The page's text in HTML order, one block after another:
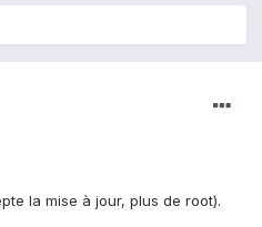
la mise à jour, plus de root).